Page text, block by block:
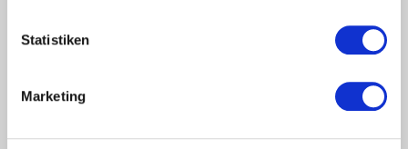
Statistiken
Marketing